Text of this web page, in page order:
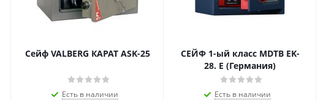
Сейф VALBERG КАРАТ ASK-25
Есть в наличии
СЕЙФ 1-ый класс MDTB EK-
28. E (Германия)
Есть в наличии